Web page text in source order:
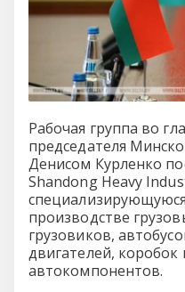
Рабочая группа во
председателя
Денисом Курленко
Shandong Heavy
производстве
грузовиков,
двигателей, коробок
автокомпонентов.